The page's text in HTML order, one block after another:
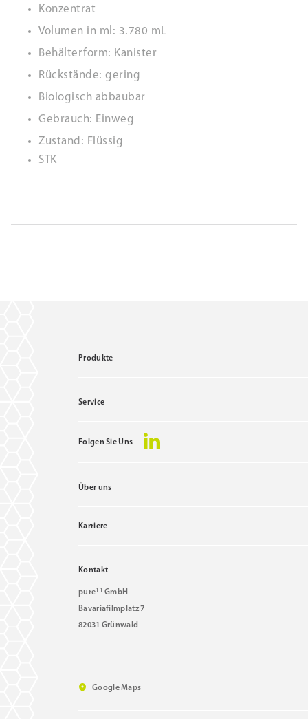
Konzentrat
Volumen in ml: 3.780 mL
Behälterform: Kanister
Rückstände: gering
Biologisch abbaubar
Gebrauch: Einweg
Zustand: Flüssig
STK
Produkte
Service
Folgen Sie Uns
Über uns
Karriere
Kontakt
pure11 GmbH
Bavariafilmplatz 7
82031 Grünwald
Google Maps